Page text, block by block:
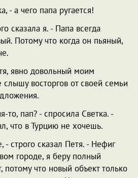
- а чего папа ругается!
сказала я. - Папа всегда
Потому что когда он пьяный,
явно довольный моим
слышу восторгов от своей семьи
то, пап? - спросила Светка. -
что в Турцию не хочешь.
строго сказал Петя. - Нефиг
городе, я беру полный
потому что новый объект только